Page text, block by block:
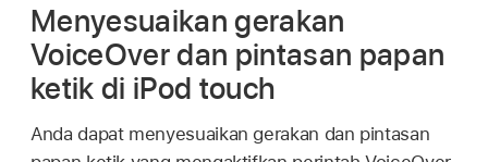
Menyesuaikan gerakan
VoiceOver dan pintasan papan
ketik di iPod touch
Anda dapat menyesuaikan gerakan dan pintasan